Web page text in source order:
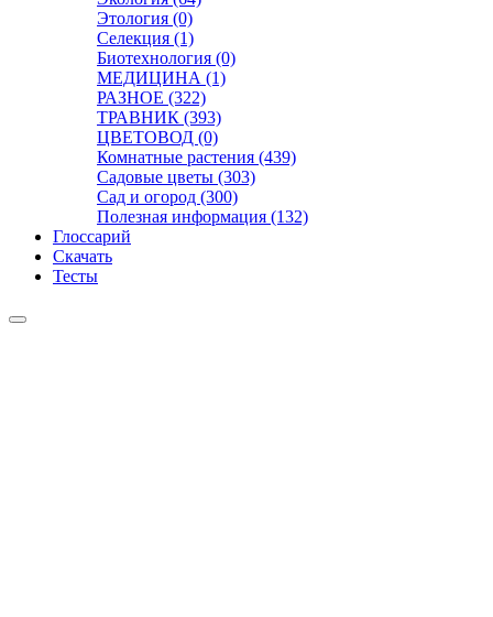
Этология (0)
Селекция (1)
Биотехнология (0)
МЕДИЦИНА (1)
РАЗНОЕ (322)
ТРАВНИК (393)
ЦВЕТОВОД (0)
Комнатные растения (439)
Садовые цветы (303)
Сад и огород (300)
Полезная информация (132)
Глоссарий
Скачать
Тесты